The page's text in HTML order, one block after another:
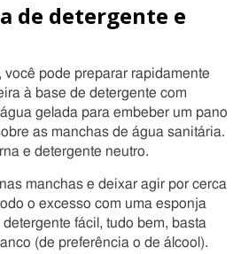
de detergente e
pode preparar rapidamente
à base de detergente com
gelada para embeber um pano
as manchas de água sanitária.
e detergente neutro.
manchas e deixar agir por cerca
o excesso com uma esponja
fácil, tudo bem, basta
(de preferência o de álcool).